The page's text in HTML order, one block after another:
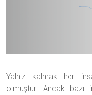
Yalnız kalmak her
olmuştur. Ancak